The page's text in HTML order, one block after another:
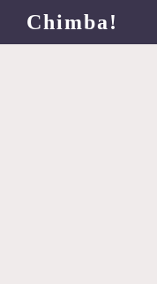
Chimba!